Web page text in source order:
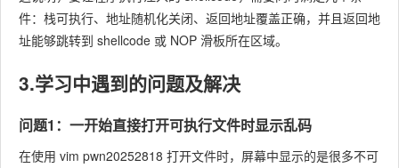
件：栈可执行、地址随机化关闭、返回地址覆盖正确，并且返回地
址能够跳转到 shellcode 或 NOP 滑板所在区域。
3.学习中遇到的问题及解决
问题1：一开始直接打开可执行文件时显示乱码
在使用 vim pwn20252818 打开文件时，屏幕中显示的是很多不可